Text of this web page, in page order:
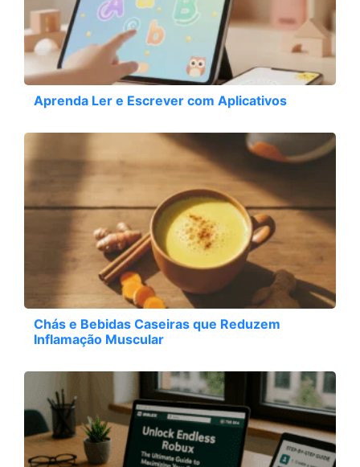
Aprenda Ler e Escrever com Aplicativos
Chás e Bebidas Caseiras que Reduzem
Inflamação Muscular